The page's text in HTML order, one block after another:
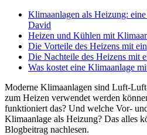
Klimaanlagen als Heizung:
David
Heizen und Kühlen mit
Die Vorteile des Heizens mit
Die Nachteile des Heizens mit
Was kostet eine Klimaanlage
Moderne Klimaanlagen sind Luft-
zum Heizen verwendet werden
funktioniert das? Und welche Vor-
Klimaanlage als Heizung? Das alles
Blogbeitrag nachlesen.